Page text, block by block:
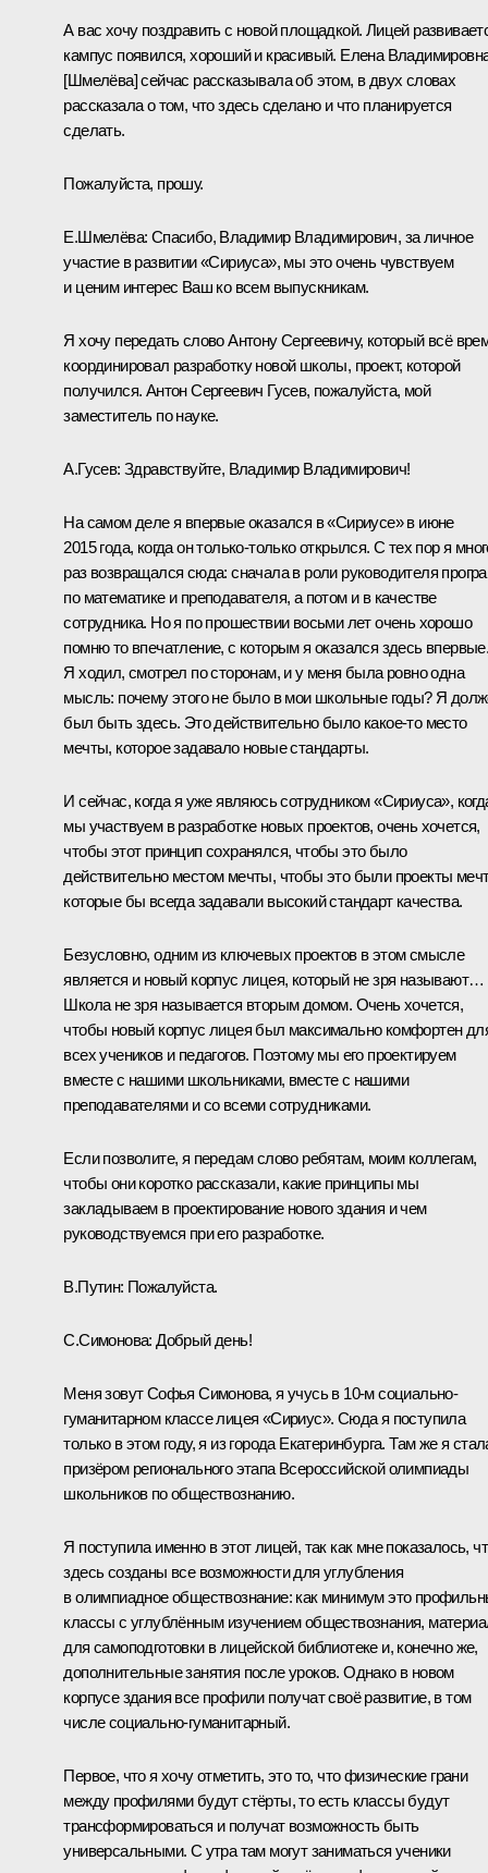
А вас хочу поздравить с новой площадкой. Лицей
кампус появился, хороший и красивый. Елена
[Шмелёва] сейчас рассказывала об этом, в двух словах
рассказала о том, что здесь сделано и что планируется
сделать.
Пожалуйста, прошу.
Е.Шмелёва: Спасибо, Владимир Владимирович, за личное
участие в развитии «Сириуса», мы это очень чувствуем
и ценим интерес Ваш ко всем выпускникам.
Я хочу передать слово Антону Сергеевичу, который всё
координировал разработку новой школы, проект, которой
получился. Антон Сергеевич Гусев, пожалуйста, мой
заместитель по науке.
А.Гусев: Здравствуйте, Владимир Владимирович!
На самом деле я впервые оказался в «Сириусе» в июне
2015 года, когда он только-только открылся. С тех пор я
раз возвращался сюда: сначала в роли руководителя
по математике и преподавателя, а потом и в качестве
сотрудника. Но я по прошествии восьми лет очень хорошо
помню то впечатление, с которым я оказался здесь
Я ходил, смотрел по сторонам, и у меня была ровно одна
мысль: почему этого не было в мои школьные годы? Я
был быть здесь. Это действительно было какое-то место
мечты, которое задавало новые стандарты.
И сейчас, когда я уже являюсь сотрудником «Сириуса»,
мы участвуем в разработке новых проектов, очень хочется,
чтобы этот принцип сохранялся, чтобы это было
действительно местом мечты, чтобы это были проекты
которые бы всегда задавали высокий стандарт качества.
Безусловно, одним из ключевых проектов в этом смысле
является и новый корпус лицея, который не зря называют…
Школа не зря называется вторым домом. Очень хочется,
чтобы новый корпус лицея был максимально комфортен
всех учеников и педагогов. Поэтому мы его проектируем
вместе с нашими школьниками, вместе с нашими
преподавателями и со всеми сотрудниками.
Если позволите, я передам слово ребятам, моим коллегам,
чтобы они коротко рассказали, какие принципы мы
закладываем в проектирование нового здания и чем
руководствуемся при его разработке.
В.Путин: Пожалуйста.
С.Симонова: Добрый день!
Меня зовут Софья Симонова, я учусь в 10-м социально-
гуманитарном классе лицея «Сириус». Сюда я поступила
только в этом году, я из города Екатеринбурга. Там же я
призёром регионального этапа Всероссийской олимпиады
школьников по обществознанию.
Я поступила именно в этот лицей, так как мне показалось,
здесь созданы все возможности для углубления
в олимпиадное обществознание: как минимум это
классы с углублённым изучением обществознания,
для самоподготовки в лицейской библиотеке и, конечно же,
дополнительные занятия после уроков. Однако в новом
корпусе здания все профили получат своё развитие, в том
числе социально-гуманитарный.
Первое, что я хочу отметить, это то, что физические грани
между профилями будут стёрты, то есть классы будут
трансформироваться и получат возможность быть
универсальными. С утра там могут заниматься ученики